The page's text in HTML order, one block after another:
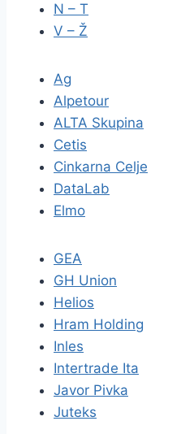
N – T
V – Ž
Ag
Alpetour
ALTA Skupina
Cetis
Cinkarna Celje
DataLab
Elmo
GEA
GH Union
Helios
Hram Holding
Inles
Intertrade Ita
Javor Pivka
Juteks